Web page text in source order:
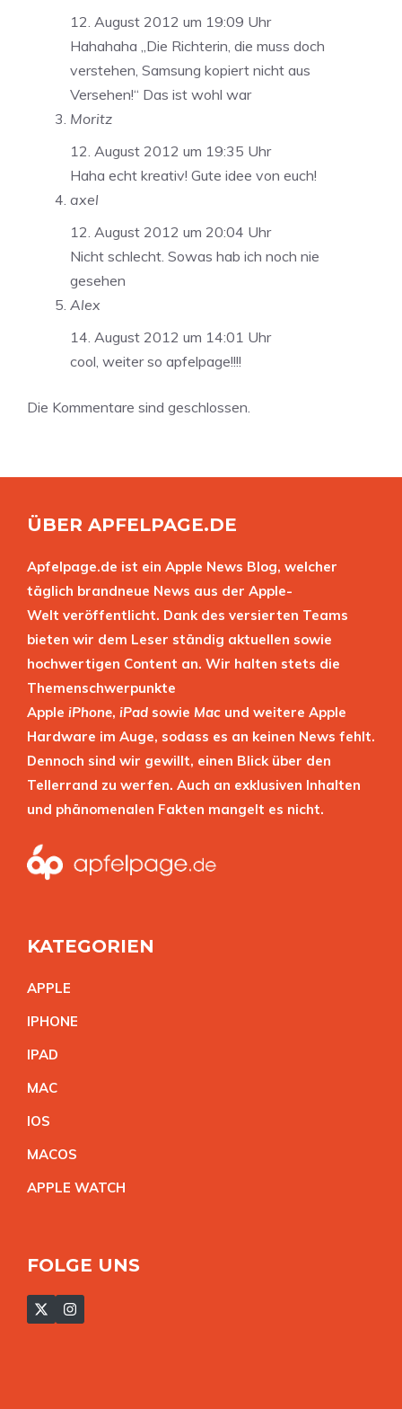
12. August 2012 um 19:09 Uhr
Hahahaha „Die Richterin, die muss doch
verstehen, Samsung kopiert nicht aus
Versehen!“ Das ist wohl war
Moritz
12. August 2012 um 19:35 Uhr
Haha echt kreativ! Gute idee von euch!
axel
12. August 2012 um 20:04 Uhr
Nicht schlecht. Sowas hab ich noch nie
gesehen
Alex
14. August 2012 um 14:01 Uhr
cool, weiter so apfelpage!!!!
Die Kommentare sind geschlossen.
ÜBER APFELPAGE.DE
Apfelpage.de ist ein Apple News Blog, welcher
täglich brandneue News aus der Apple-
Welt veröffentlicht. Dank des versierten Teams
bieten wir dem Leser ständig aktuellen sowie
hochwertigen Content an. Wir halten stets die
Themenschwerpunkte
Apple iPhone, iPad sowie Mac und weitere Apple
Hardware im Auge, sodass es an keinen News fehlt.
Dennoch sind wir gewillt, einen Blick über den
Tellerrand zu werfen. Auch an exklusiven Inhalten
und phänomenalen Fakten mangelt es nicht.
KATEGORIEN
APPLE
IPHONE
IPAD
MAC
IOS
MACOS
APPLE WATCH
FOLGE UNS